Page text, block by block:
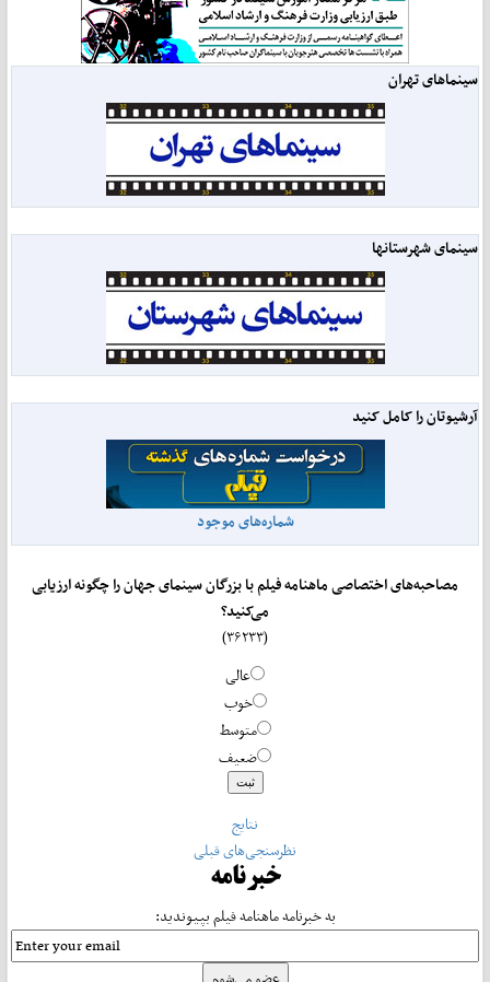
سینماهای تهران
سینمای شهرستانها
آرشیوتان را کامل کنید
شماره‌های موجود
مصاحبه‌های اختصاصی ماهنامه فیلم با بزرگان سینمای جهان را چگونه ارزیابی
می‌کنید؟
عالی
خوب
متوسط
ضعیف
نتایج
نظرسنجی‌های قبلی
خبرنامه
به خبرنامه ماهنامه فیلم بپیوندید: